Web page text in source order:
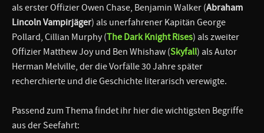
als erster Offizier Owen Chase, Benjamin Walker (Abraham
Lincoln Vampirjäger) als unerfahrener Kapitän George
Pollard, Cillian Murphy (The Dark Knight Rises) als zweiter
Offizier Matthew Joy und Ben Whishaw (Skyfall) als Autor
Herman Melville, der die Vorfälle 30 Jahre später
recherchierte und die Geschichte literarisch verewigte.
Passend zum Thema findet ihr hier die wichtigsten Begriffe
aus der Seefahrt: